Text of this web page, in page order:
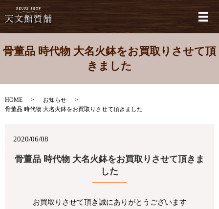
メ
骨董品 時代物 大名火鉢をお買取りさせて頂
きました
HOME
お知らせ
骨董品 時代物 大名火鉢をお買取りさせて頂きました
2020/06/08
骨董品 時代物 大名火鉢をお買取りさせて頂きま
した
お買取りさせて頂き誠にありがとうございます